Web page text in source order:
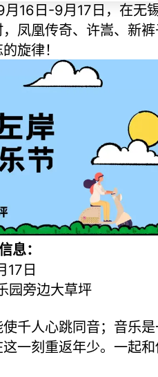
16日-9月17日，在无
凤凰传奇、许嵩、新
旋律！
息：
17日
园旁边大草坪
千人心跳同音；音乐
一刻重返年少。一起